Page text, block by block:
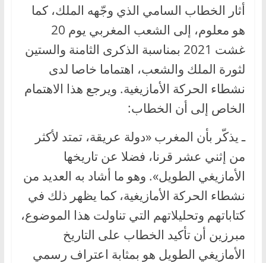
أثار الخطاب السامي الذي وجّهه الملك، كما
هو معلوم، إلى الشعب المغربي يوم 20
غشت 2021 بمناسبة الذكرى الثامنة والستين
لثورة الملك والشعب، اهتماما خاصا لدى
نشطاء الحركة الأمازيغية. ويرجع هذا الاهتمام
الخاص إلى أن الخطاب:
ـ يذكّر بأن المغرب «دولة عريقة، تمتد لأكثر
من إثني عشر قرنا، فضلا عن تاريخها
الأمازيغي الطويل». وهو ما أشاد به العديد من
نشطاء الحركة الأمازيغية، كما يظهر ذلك في
كتاباتهم وتحليلاتهم التي تناولت هذا الموضوع،
مبرزين أن تأكيد الخطاب على التاريخ
الأمازيغي الطويل هو بمثابة اعتراف رسمي